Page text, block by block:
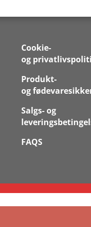
Cookie-
og
Produkt-
og
Salgs- og
FAQS